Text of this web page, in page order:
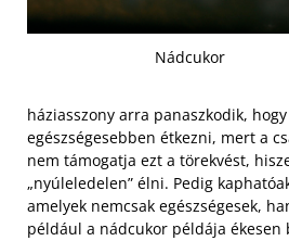
Nádcukor
háziasszony arra panaszkodik,
egészségesebben étkezni, mert a
nem támogatja ezt a törekvést,
„nyúleledelen” élni. Pedig
amelyek nemcsak egészségesek,
például a nádcukor példája ékesen